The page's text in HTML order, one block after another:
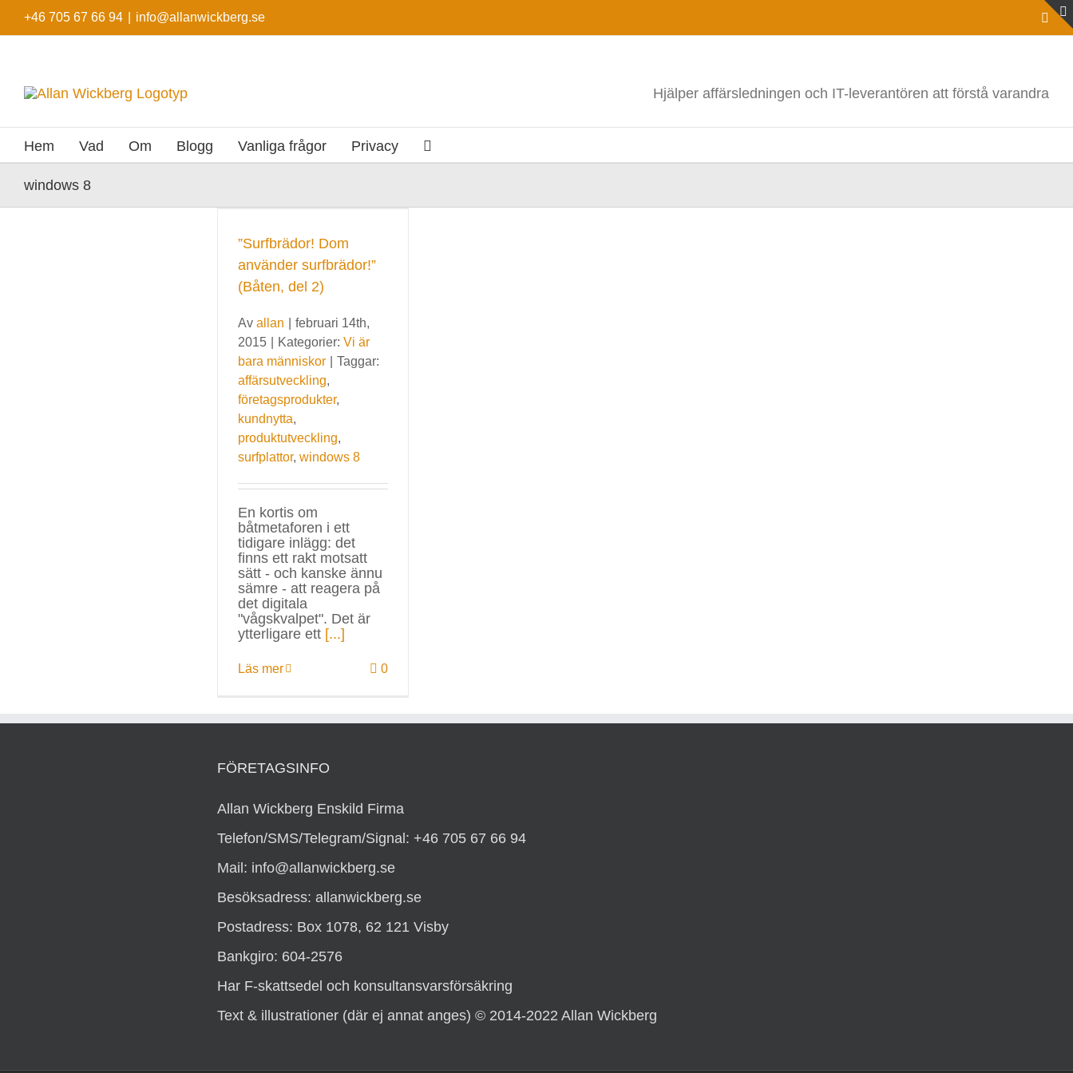
innehållet
+46 705 67 66 94 info@allanwickberg.se
Hjälper affärsledningen och IT-leverantören att förstå varandra
Hem Vad Om Blogg Vanliga frågor Privacy
windows 8
”Surfbrädor! Dom
använder surfbrädor!”
(Båten, del 2)
Av allan
februari 14th,
2015
Kategorier: Vi är
bara människor
Taggar:
affärsutveckling,
företagsprodukter,
kundnytta,
produktutveckling,
surfplattor, windows 8
En kortis om
båtmetaforen i ett
tidigare inlägg: det
finns ett rakt motsatt
sätt - och kanske ännu
sämre - att reagera på
det digitala
"vågskvalpet". Det är
ytterligare ett [...]
Läs mer 0
FÖRETAGSINFO
Allan Wickberg Enskild Firma
Telefon/SMS/Telegram/Signal: +46 705 67 66 94
Mail: info@allanwickberg.se
Besöksadress: allanwickberg.se
Postadress: Box 1078, 62 121 Visby
Bankgiro: 604-2576
Har F-skattsedel och konsultansvarsförsäkring
Text & illustrationer (där ej annat anges) © 2014-2022 Allan Wickberg